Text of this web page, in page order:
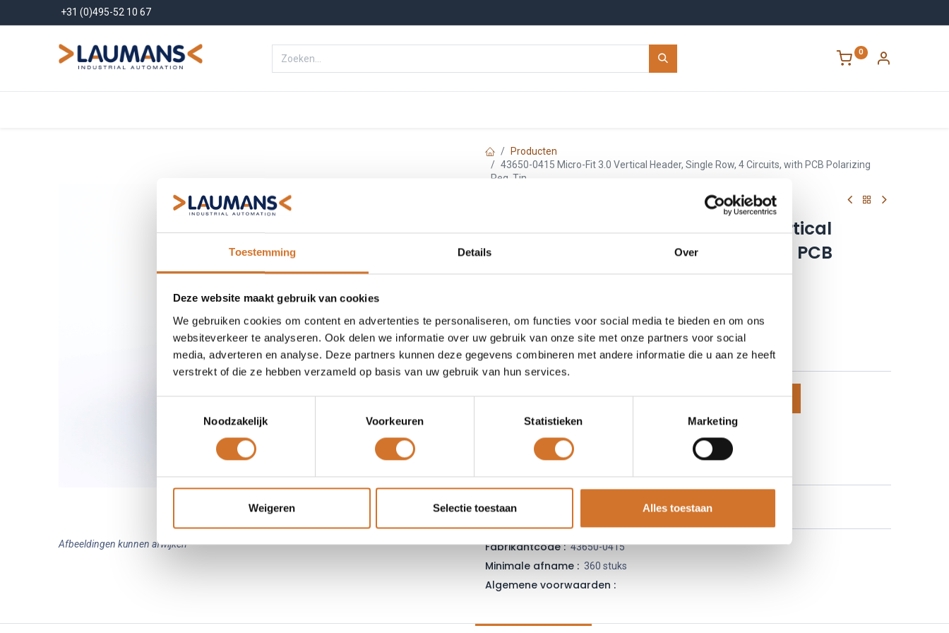
Toestemming Details Over
Deze website maakt gebruik van cookies
We gebruiken cookies om content en advertenties te personaliseren, om functies voor social media te bieden en om ons
websiteverkeer te analyseren. Ook delen we informatie over uw gebruik van onze site met onze partners voor social
media, adverteren en analyse. Deze partners kunnen deze gegevens combineren met andere informatie die u aan ze heeft
verstrekt of die ze hebben verzameld op basis van uw gebruik van hun services.
Noodzakelijk
Voorkeuren Statistieken Marketing
Weigeren Selectie toestaan Alles toestaan
+31 (0)495-52 10 67
0
Afbeeldingen kunnen afwijken
Producten
43650-0415 Micro-Fit 3.0 Vertical Header, Single Row, 4 Circuits, with PCB Polarizing
Peg, Tin
Molex 43650-0415 Micro-Fit 3.0 Vertical
Header, Single Row, 4 Circuits, with PCB
Polarizing Peg, Tin
Leveranciersnummer :43650-0415
Login|Registreerom prijzen te zien
Toevoegen aan winkelmand
Vraag offerte
Fabrikantcode : 43650-0415
Minimale afname : 360 stuks
Algemene voorwaarden :